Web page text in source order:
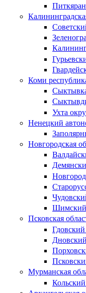
Коми
Ухта
Ненецкий
Новгородская
Шимский
Псковская
Мурманская